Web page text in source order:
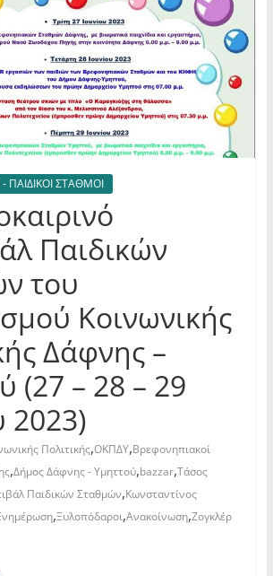
ΠΑΙΔΙΚΟΙ ΣΤΑΘΜΟΙ
Παιδικών
του
Κοινωνικής
Δάφνης –
(27 – 28 – 29
2023)
Πολιτικής,ΟΚΠΔΥ,Βρεφονηπιακοί
,Δήμος Δάφνης - Υμηττού,bazzar,Τάσος
Παιδικών Σταθμών,Κωνσταντίνος
,Ξυλοπόδαροι,Ανακοίνωση,Ζογκλέρ